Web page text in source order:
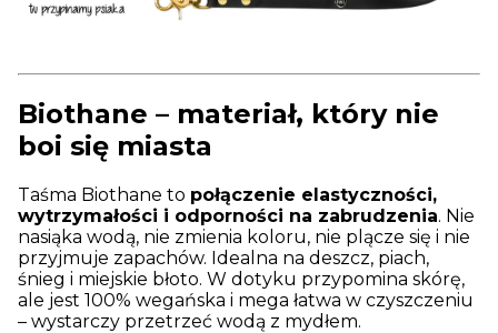
Biothane – materiał, który nie
boi się miasta
Taśma Biothane to połączenie elastyczności,
wytrzymałości i odporności na zabrudzenia. Nie
nasiąka wodą, nie zmienia koloru, nie plącze się i nie
przyjmuje zapachów. Idealna na deszcz, piach,
śnieg i miejskie błoto. W dotyku przypomina skórę,
ale jest 100% wegańska i mega łatwa w czyszczeniu
– wystarczy przetrzeć wodą z mydłem.